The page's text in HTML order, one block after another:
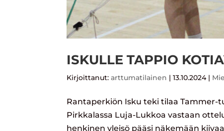
ISKULLE TAPPIO
Kirjoittanut:arttumatilainen |13.10.2024|
Rantaperkiön Isku teki tilaa Tammer-
Pirkkalassa Luja-Lukkoa vastaan
henkinen yleisö pääsi näkemään